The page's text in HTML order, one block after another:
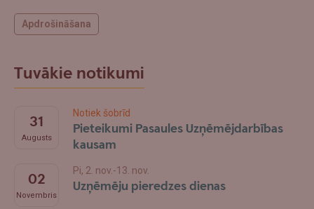
Apdrošināšana
Tuvākie notikumi
31
Augusts
Notiek šobrīd
Pieteikumi Pasaules Uzņēmējdarbības
kausam
02
Novembris
Pi, 2. nov.-13. nov.
Uzņēmēju pieredzes dienas